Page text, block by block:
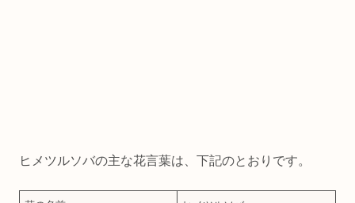
ヒメツルソバの主な花言葉は、下記のとおりです。